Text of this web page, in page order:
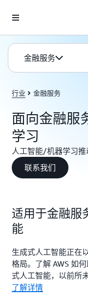
金融服务
行业 金融服务
面向金融服
学习
人工智能/机器学习推
联系我们
适用于金融服
能
生成式人工智能正在
格局。了解 AWS 如
式人工智能，以前所
了解详情